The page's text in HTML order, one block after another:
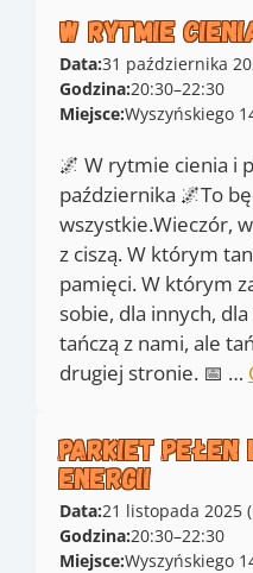
W rytmie
Data:31 października
Godzina:20:30–22:30
Miejsce:Wyszyńskiego
🌌 W rytmie cienia i
października 🌌To
wszystkie.Wieczór,
z ciszą. W którym
pamięci. W którym
sobie, dla innych,
tańczą z nami, ale
drugiej stronie. 📅 …
Parkiet
energii
Data:21 listopada 2025
Godzina:20:30–22:30
Miejsce:Wyszyńskiego